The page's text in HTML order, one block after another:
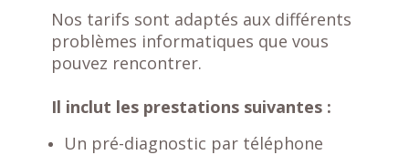
Nos tarifs sont adaptés aux différents
problèmes informatiques que vous
pouvez rencontrer.
Il inclut les prestations suivantes :
Un pré-diagnostic par téléphone